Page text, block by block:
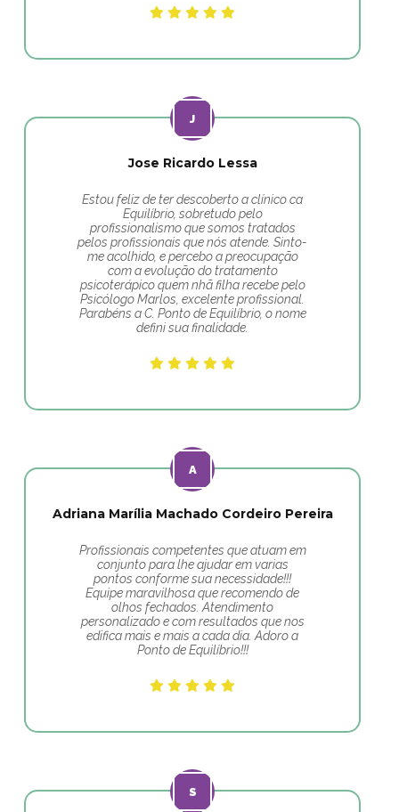
Jose Ricardo Lessa
Estou feliz de ter descoberto a clínico ca
Equilíbrio, sobretudo pelo
profissionalismo que somos tratados
pelos profissionais que nós atende. Sinto-
me acolhido, e percebo a preocupação
com a evolução do tratamento
psicoterápico quem nhã filha recebe pelo
Psicólogo Marlos, excelente profissional.
Parabéns a C. Ponto de Equilíbrio, o nome
defini sua finalidade.
Adriana Marília Machado Cordeiro Pereira
Profissionais competentes que atuam em
conjunto para lhe ajudar em varias
pontos conforme sua necessidade!!!
Equipe maravilhosa que recomendo de
olhos fechados. Atendimento
personalizado e com resultados que nos
edifica mais e mais a cada dia. Adoro a
Ponto de Equilíbrio!!!